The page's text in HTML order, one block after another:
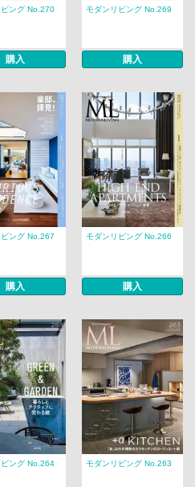
ング No.270
購入
モダンリビング No.269
購入
ング No.267
購入
モダンリビング No.266
購入
ング No.264 モダンリビング No.263